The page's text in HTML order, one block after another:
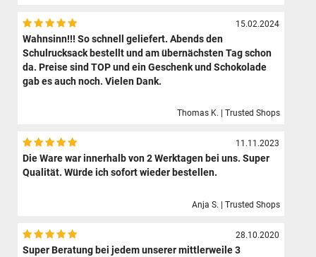
15.02.2024
Wahnsinn!!! So schnell geliefert. Abends den
Schulrucksack bestellt und am übernächsten Tag schon
da. Preise sind TOP und ein Geschenk und Schokolade
gab es auch noch. Vielen Dank.
Thomas K. | Trusted Shops
11.11.2023
Die Ware war innerhalb von 2 Werktagen bei uns. Super
Qualität. Würde ich sofort wieder bestellen.
Anja S. | Trusted Shops
28.10.2020
Super Beratung bei jedem unserer mittlerweile 3